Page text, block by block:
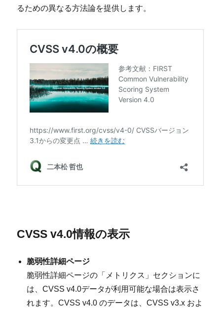
るための異なる方法論を提供します。
CVSS v4.0情報の表示
脆弱性詳細ページ
脆弱性詳細ページの「メトリクス」セクションに
は、CVSS v4.0データが利用可能な場合は表示さ
れます。CVSS v4.0 のデータは、CVSS v3.x およ